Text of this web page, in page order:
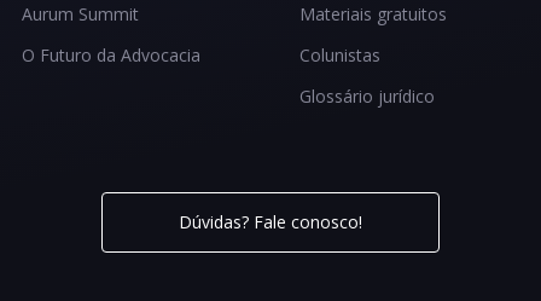
Aurum Summit
O Futuro da Advocacia
Materiais gratuitos
Colunistas
Glossário jurídico
Dúvidas? Fale conosco!